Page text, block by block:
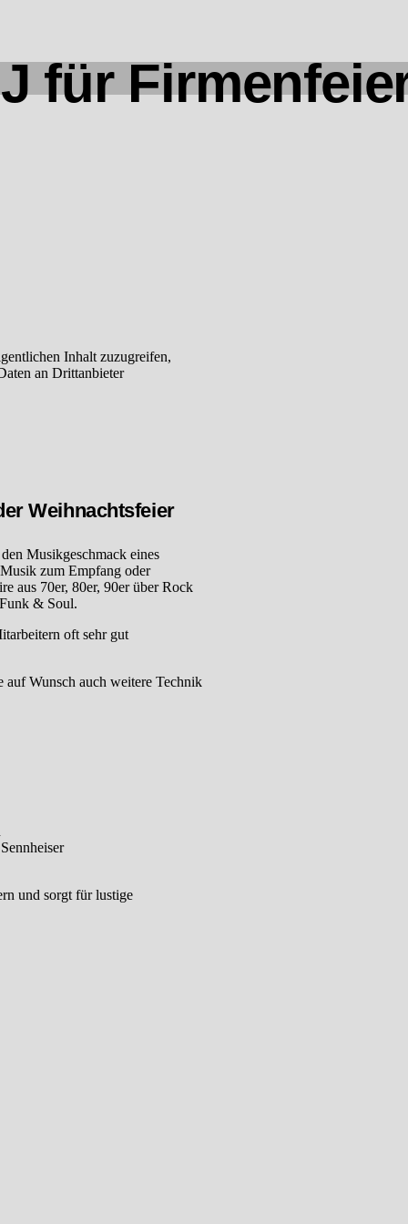
für
Inhalt zuzugreifen,
an Drittanbieter
Weihnachtsfeier
Musikgeschmack eines
zum Empfang oder
aus 70er, 80er, 90er über Rock
& Soul.
oft sehr gut
auf Wunsch auch weitere Technik
und sorgt für lustige